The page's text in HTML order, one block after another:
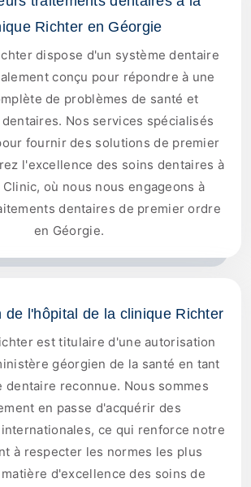
Richter en Géorgie
dispose d'un système dentaire
conçu pour répondre à une
de problèmes de santé et
Nos services spécialisés
fournir des solutions de premier
l'excellence des soins dentaires à
où nous nous engageons à
dentaires de premier ordre
en Géorgie.
de l'hôpital de la clinique Richter
est titulaire d'une autorisation
géorgien de la santé en tant
dentaire reconnue. Nous sommes
en passe d'acquérir des
ce qui renforce notre
à respecter les normes les plus
d'excellence des soins de